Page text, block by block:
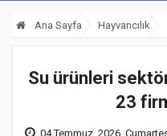
Ana Sayfa Hayvancılık
Su ürünleri
23
04 Temmuz, 2026,